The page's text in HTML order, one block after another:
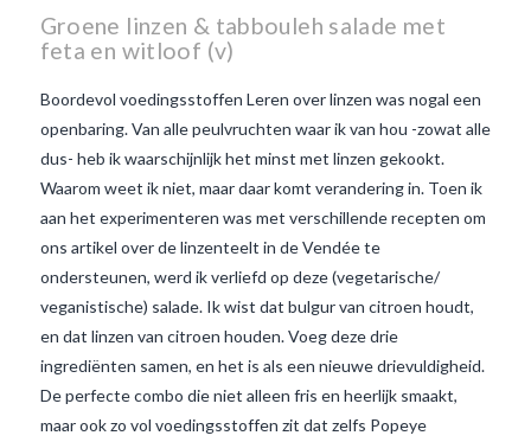
VIEW POST
Groene linzen & tabbouleh salade met
feta en witloof (v)
Boordevol voedingsstoffen Leren over linzen was nogal een
openbaring. Van alle peulvruchten waar ik van hou -zowat alle
dus- heb ik waarschijnlijk het minst met linzen gekookt.
Waarom weet ik niet, maar daar komt verandering in. Toen ik
aan het experimenteren was met verschillende recepten om
ons artikel over de linzenteelt in de Vendée te
ondersteunen, werd ik verliefd op deze (vegetarische/
veganistische) salade. Ik wist dat bulgur van citroen houdt,
en dat linzen van citroen houden. Voeg deze drie
ingrediënten samen, en het is als een nieuwe drievuldigheid.
De perfecte combo die niet alleen fris en heerlijk smaakt,
maar ook zo vol voedingsstoffen zit dat zelfs Popeye